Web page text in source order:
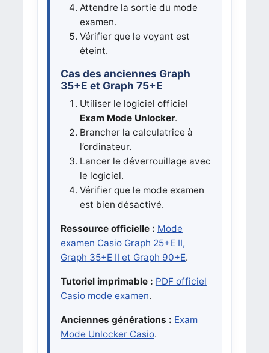
Attendre la sortie du mode
examen.
Vérifier que le voyant est
éteint.
Cas des anciennes Graph
35+E et Graph 75+E
Utiliser le logiciel officiel
Exam Mode Unlocker.
Brancher la calculatrice à
l’ordinateur.
Lancer le déverrouillage avec
le logiciel.
Vérifier que le mode examen
est bien désactivé.
Ressource officielle : Mode
examen Casio Graph 25+E II,
Graph 35+E II et Graph 90+E.
Tutoriel imprimable : PDF officiel
Casio mode examen.
Anciennes générations : Exam
Mode Unlocker Casio.